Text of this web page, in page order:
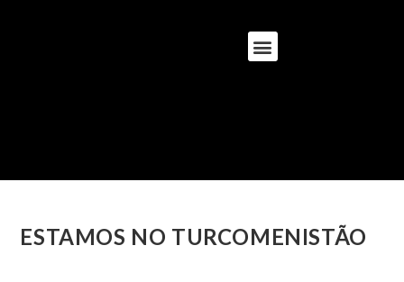
ESTAMOS NO TURCOMENISTÃO